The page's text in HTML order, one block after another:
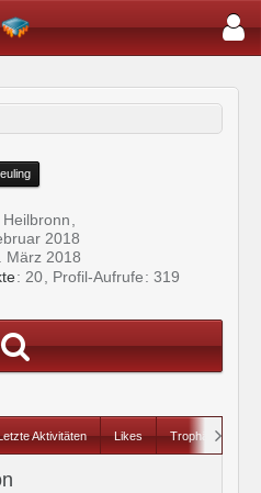
2018
März 2018
20 Profil-Aufrufe 319
Aktivitäten Likes Trophäen